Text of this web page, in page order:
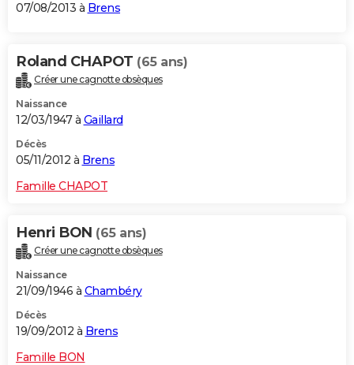
07/08/2013 à Brens
Roland CHAPOT (65 ans)
Créer une cagnotte obsèques
Naissance
12/03/1947 à Gaillard
Décès
05/11/2012 à Brens
Famille CHAPOT
Henri BON (65 ans)
Créer une cagnotte obsèques
Naissance
21/09/1946 à Chambéry
Décès
19/09/2012 à Brens
Famille BON